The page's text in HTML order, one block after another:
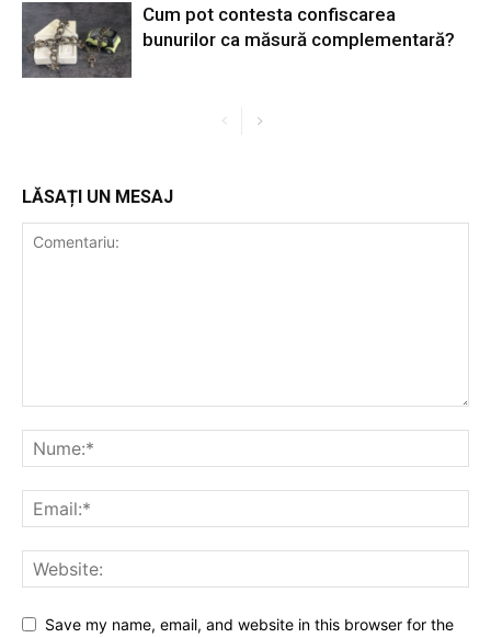
Cum pot contesta confiscarea
bunurilor ca măsură complementară?
LĂSAȚI UN MESAJ
Save my name, email, and website in this browser for the